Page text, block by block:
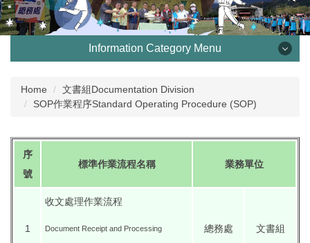
Information Category Menu
處本部 Office of General Affairs
環保組Environmental Protection Division
Home
文書組Documentation Division
SOP作業程序Standard Operating Procedure (SOP)
序
號
標準作業流程名稱 業務單位
1
收文處理作業流程
Document Receipt and Processing 總務處 文書組